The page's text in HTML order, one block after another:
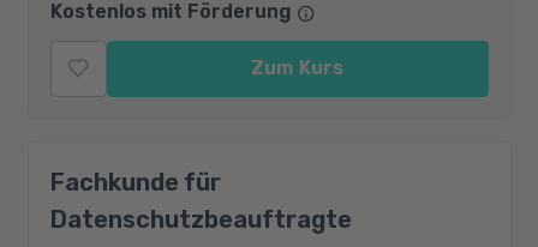
Kostenlos mit Förderung
Zum Kurs
Fachkunde für
Datenschutzbeauftragte